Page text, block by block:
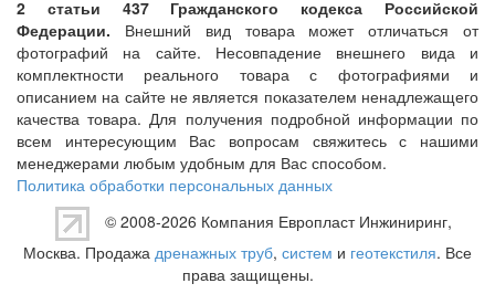
2 статьи 437 Гражданского кодекса Российской
Федерации. Внешний вид товара может отличаться от
фотографий на сайте. Несовпадение внешнего вида и
комплектности реального товара с фотографиями и
описанием на сайте не является показателем ненадлежащего
качества товара. Для получения подробной информации по
всем интересующим Вас вопросам свяжитесь с нашими
менеджерами любым удобным для Вас способом.
Политика обработки персональных данных
© 2008-2026 Компания Европласт Инжиниринг,
Москва. Продажа дренажных труб, систем и геотекстиля. Все
права защищены.